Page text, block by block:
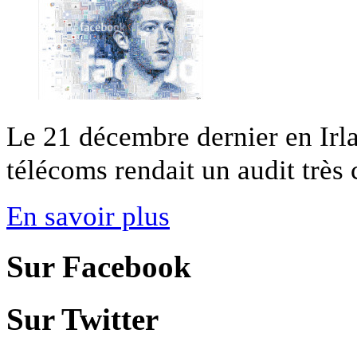
Le 21 décembre dernier en
télécoms rendait un audit
En savoir plus
Sur Facebook
Sur Twitter